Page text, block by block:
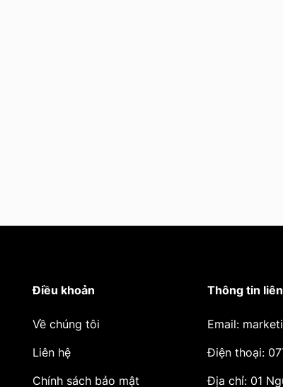
Điều khoản
Về chúng tôi
Liên hệ
Chính sách bảo mật
Thông tin
Email:
Điện thoại:
Địa chỉ: 01